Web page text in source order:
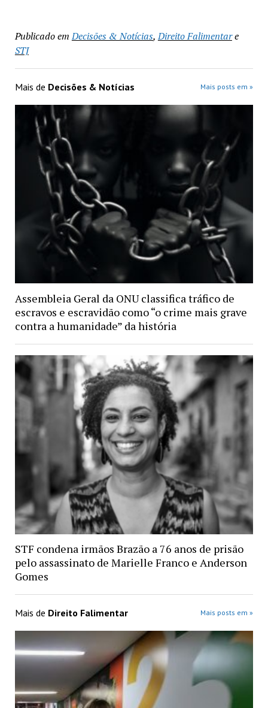
Publicado em Decisões & Notícias,Direito Falimentare
STJ
Mais de Decisões & Notícias Mais posts em »
Assembleia Geral da ONU classifica tráfico de
escravos e escravidão como “o crime mais grave
contra a humanidade” da história
STF condena irmãos Brazão a 76 anos de prisão
pelo assassinato de Marielle Franco e Anderson
Gomes
Mais de Direito Falimentar Mais posts em »